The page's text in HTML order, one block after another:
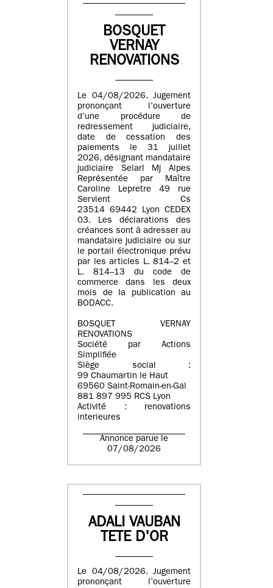
BOSQUET
VERNAY
RENOVATIONS
Le 04/08/2026. Jugement
prononçant l’ouverture
d’une procédure de
redressement judiciaire,
date de cessation des
paiements le 31 juillet
2026, désignant mandataire
judiciaire Selarl Mj Alpes
Représentée par Maître
Caroline Lepretre 49 rue
Servient Cs
23514 69442 Lyon CEDEX
03. Les déclarations des
créances sont à adresser au
mandataire judiciaire ou sur
le portail électronique prévu
par les articles L. 814–2 et
L. 814–13 du code de
commerce dans les deux
mois de la publication au
BODACC.
BOSQUET VERNAY
RENOVATIONS
Société par Actions
Simplifiée
Siège social :
99 Chaumartin le Haut
69560 Saint-Romain-en-Gal
881 897 995 RCS Lyon
Activité : renovations
interieures
Annonce parue le
07/08/2026
ADALI VAUBAN
TETE D'OR
Le 04/08/2026. Jugement
prononçant l’ouverture